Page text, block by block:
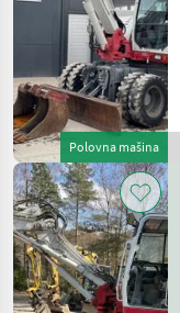
Polovna mašina